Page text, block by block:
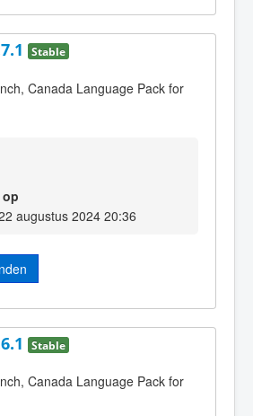
Stable
Canada Language Pack for
augustus 2024 20:36
Stable
Canada Language Pack for